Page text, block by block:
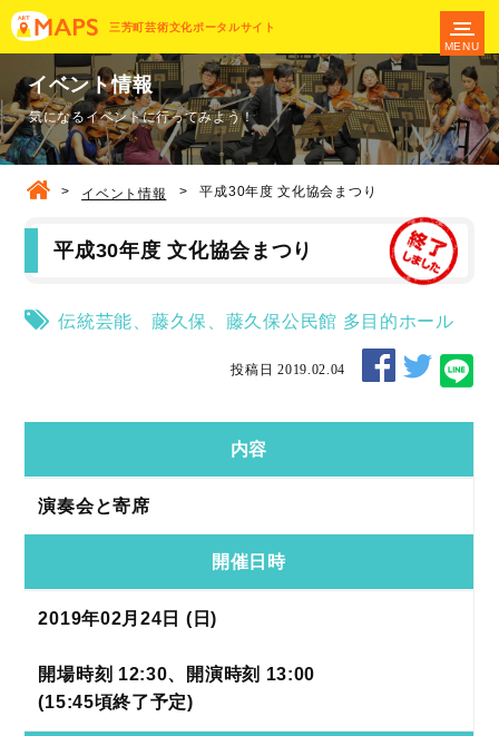
三芳町芸術文化ポータルサイト
MENU
イベント情報
気になるイベントに行ってみよう！
> イベント情報 > 平成30年度 文化協会まつり
平成30年度 文化協会まつり
伝統芸能 藤久保 藤久保公民館 多目的ホール
投稿日 2019.02.04
内容
演奏会と寄席
開催日時
2019年02月24日 (日)
開場時刻 12:30、開演時刻 13:00
(15:45頃終了予定)